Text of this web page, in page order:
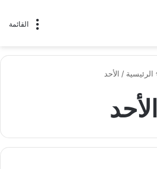
القائمة
الرئيسية / الأحد
الأحد